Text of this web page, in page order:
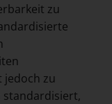
zu
zu
standardisiert,